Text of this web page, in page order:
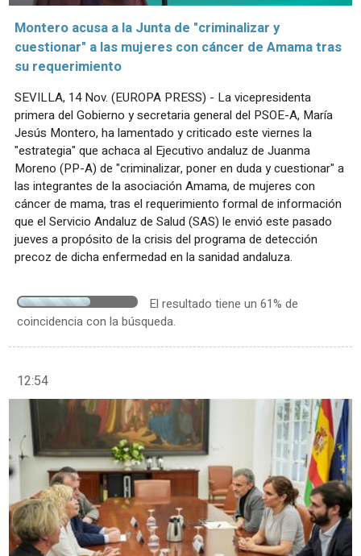
Montero acusa a la Junta de "criminalizar y
cuestionar" a las mujeres con cáncer de Amama tras
su requerimiento
SEVILLA, 14 Nov. (EUROPA PRESS) - La vicepresidenta
primera del Gobierno y secretaria general del PSOE-A, María
Jesús Montero, ha lamentado y criticado este viernes la
"estrategia" que achaca al Ejecutivo andaluz de Juanma
Moreno (PP-A) de "criminalizar, poner en duda y cuestionar" a
las integrantes de la asociación Amama, de mujeres con
cáncer de mama, tras el requerimiento formal de información
que el Servicio Andaluz de Salud (SAS) le envió este pasado
jueves a propósito de la crisis del programa de detección
precoz de dicha enfermedad en la sanidad andaluza.
El resultado tiene un 61% de
coincidencia con la búsqueda.
12:54